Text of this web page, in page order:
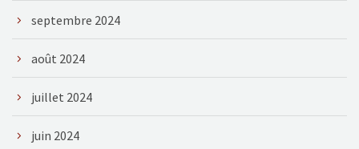
septembre 2024
août 2024
juillet 2024
juin 2024